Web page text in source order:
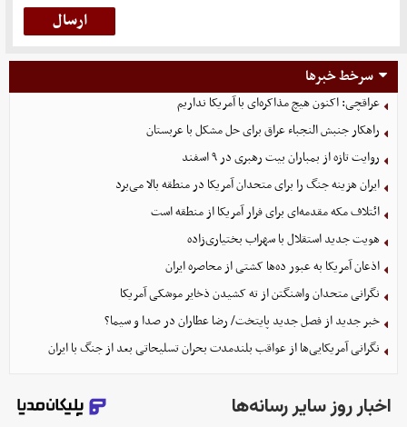
سرخط خبرها
عراقچی: اکنون هیچ مذاکره‌ای با آمریکا نداریم
راهکار جنبش النجباء عراق برای حل مشکل با عربستان
روایت تازه از بمباران بیت رهبری در ۹ اسفند
ایران هزینه جنگ را برای متحدان آمریکا در منطقه بالا می‌برد
ائتلاف مکه مقدمه‌ای برای فرار آمریکا از منطقه است
هویت جدید استقلال با سهراب بختیاری‌زاده
اذعان آمریکا به عبور ده‌ها کشتی از محاصره ایران
نگرانی متحدان واشنگتن از ته کشیدن ذخایر موشکی آمریکا
خبر جدید از فصل جدید پایتخت/ رضا عطاران در صدا و سیما؟
نگرانی آمریکایی‌ها از عواقب بلندمدت بحران تسلیحاتی بعد از جنگ با ایران